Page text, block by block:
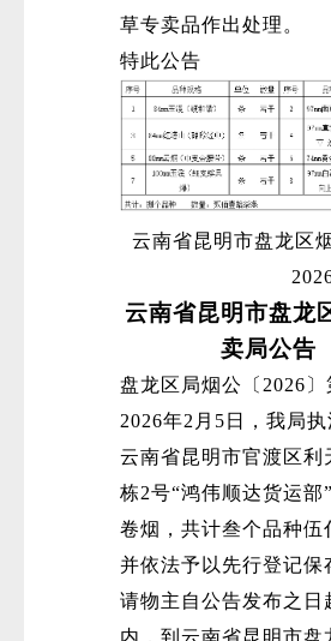
草专卖品作出处理。
特此公告
云南省昆明市盘龙区
云南省昆明市盘龙
卖局公告
盘龙区局烟公〔2026〕
2026年2月5日，我局
云南省昆明市官渡区利
栋2号“鸿伟顺达货运部
卷烟，共计叁个品种伍
并依法予以先行登记保
请物主自公告发布之日
内，到云南省昆明市盘